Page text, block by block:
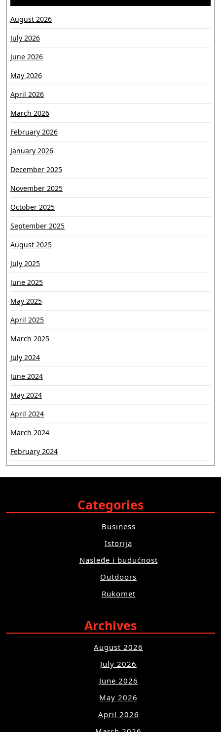
August 2026
July 2026
June 2026
May 2026
April 2026
March 2026
February 2026
January 2026
December 2025
November 2025
October 2025
September 2025
August 2025
July 2025
June 2025
May 2025
April 2025
March 2025
July 2024
June 2024
May 2024
April 2024
March 2024
February 2024
Categories
Business
Istorija
Nasleđe i budućnost
Outdoors
Rukomet
Archives
August 2026
July 2026
June 2026
May 2026
April 2026